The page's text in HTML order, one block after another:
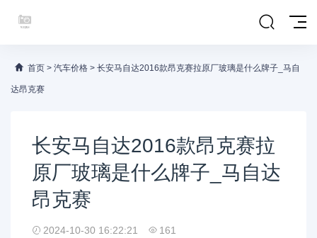
首页 > 汽车价格 > 长安马自达2016款昂克赛拉原厂玻璃是什么牌子_马自
达昂克赛
长安马自达2016款昂克赛拉
原厂玻璃是什么牌子_马自达
昂克赛
2024-10-30 16:22:21 161